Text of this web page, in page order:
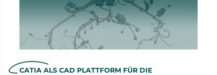
CATIA ALS CAD PLATTFORM FÜR DIE